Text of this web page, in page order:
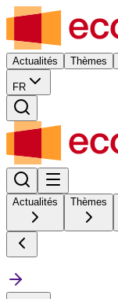
Actualités Thèmes
FR
Actualités Thèmes